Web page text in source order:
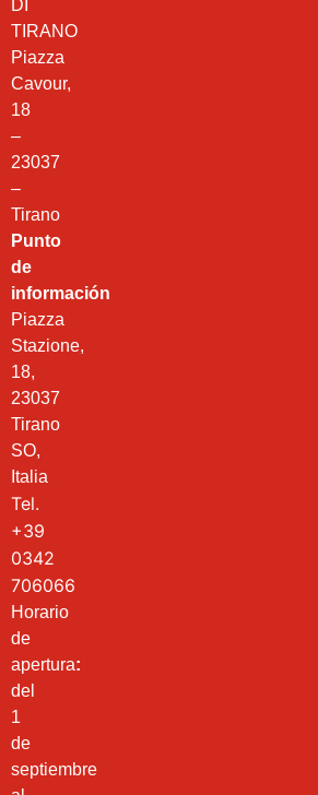
DI
TIRANO
Piazza
Cavour,
18
–
23037
–
Tirano
Punto
de
información
Piazza
Stazione,
18,
23037
Tirano
SO,
Italia
Tel.
+39
0342
706066
Horario
de
apertura:
del
1
de
septiembre